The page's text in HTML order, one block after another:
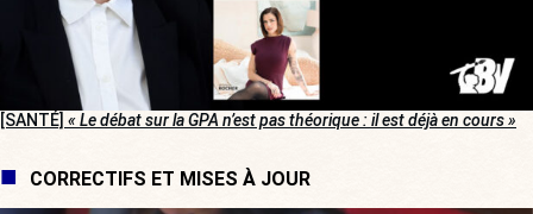
[SANTÉ] « Le débat sur la GPA n’est pas théorique : il est déjà en cours »
CORRECTIFS ET MISES À JOUR